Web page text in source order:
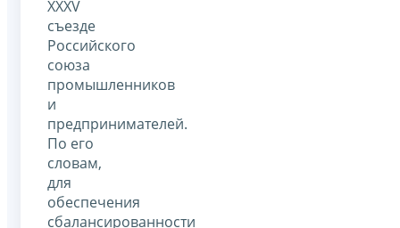
XXXV
съезде
Российского
союза
промышленников
и
предпринимателей.
По его
словам,
для
обеспечения
сбалансированности